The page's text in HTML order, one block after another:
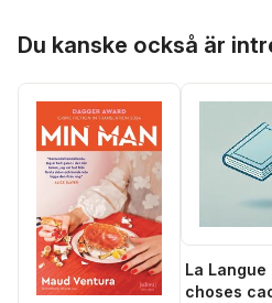
Du kanske också är
La Langue
choses